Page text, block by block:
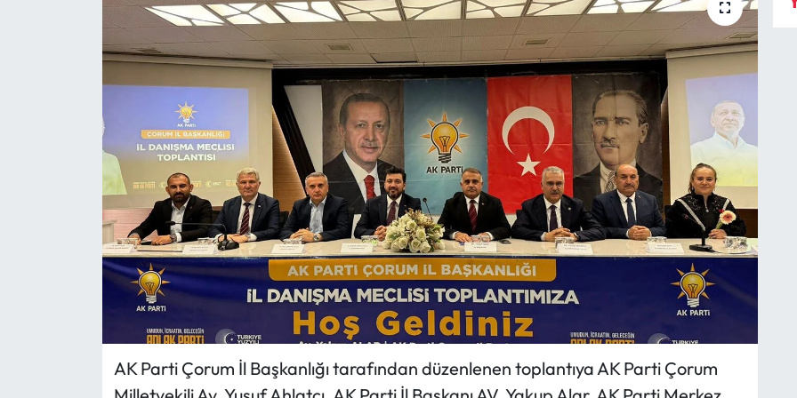
AK Parti Çorum İl Başkanlığı tarafından düzenlenen toplantıya AK Parti Çorum
İskilip Haberleri
Kargı Haberleri
Kimdir?
Kültür Sanat
Laçin Haberleri